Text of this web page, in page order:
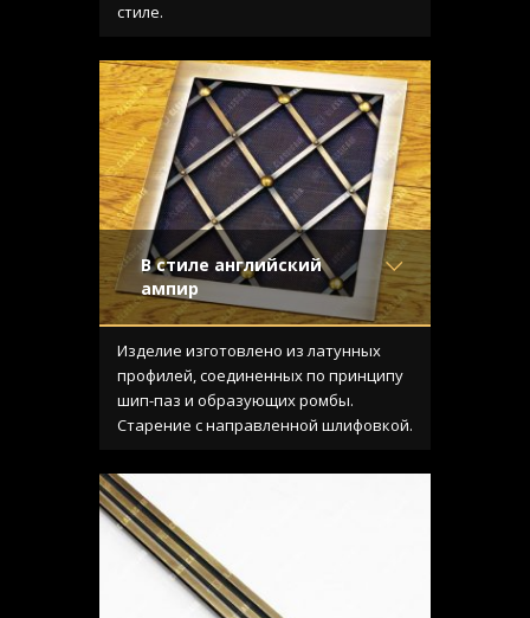
стиле.
В стиле английский
ампир
Материал- Латунь
Отделка- Старение с
направленной риской
Узор-
Конструкция- С отбортовкой
Изделие изготовлено из латунных
профилей, соединенных по принципу
шип-паз и образующих ромбы.
Старение с направленной шлифовкой.